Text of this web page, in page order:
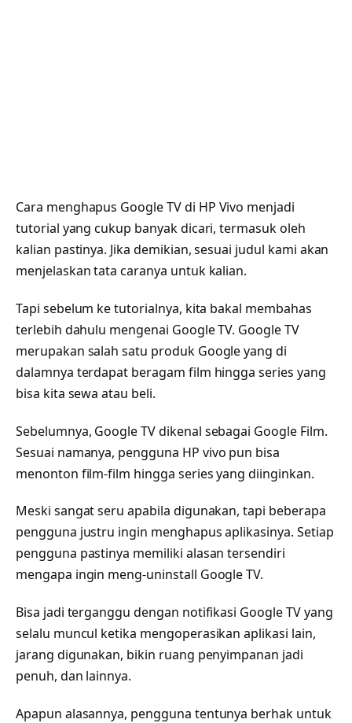
Cara menghapus Google TV di HP Vivo menjadi
tutorial yang cukup banyak dicari, termasuk oleh
kalian pastinya. Jika demikian, sesuai judul kami akan
menjelaskan tata caranya untuk kalian.
Tapi sebelum ke tutorialnya, kita bakal membahas
terlebih dahulu mengenai Google TV. Google TV
merupakan salah satu produk Google yang di
dalamnya terdapat beragam film hingga series yang
bisa kita sewa atau beli.
Sebelumnya, Google TV dikenal sebagai Google Film.
Sesuai namanya, pengguna HP vivo pun bisa
menonton film-film hingga series yang diinginkan.
Meski sangat seru apabila digunakan, tapi beberapa
pengguna justru ingin menghapus aplikasinya. Setiap
pengguna pastinya memiliki alasan tersendiri
mengapa ingin meng-uninstall Google TV.
Bisa jadi terganggu dengan notifikasi Google TV yang
selalu muncul ketika mengoperasikan aplikasi lain,
jarang digunakan, bikin ruang penyimpanan jadi
penuh, dan lainnya.
Apapun alasannya, pengguna tentunya berhak untuk